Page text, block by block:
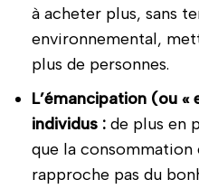
à acheter plus, sans
environnemental,
plus de personnes.
L’émancipation (ou
individus : de plus en
que la consommation
rapproche pas du